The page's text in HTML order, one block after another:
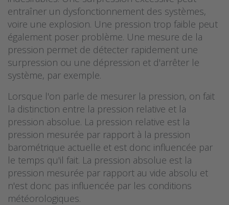
entraîner un dysfonctionnement des systèmes,
voire une explosion. Une pression trop faible peut
également poser problème. Une mesure de la
pression permet de détecter rapidement une
surpression ou une dépression et d'arrêter le
système, par exemple.
Lorsque l'on parle de mesurer la pression, on fait
la distinction entre la pression relative et la
pression absolue. La pression relative est la
pression mesurée par rapport à la pression
barométrique actuelle et est donc influencée par
le temps qu'il fait. La pression absolue est la
pression mesurée par rapport au vide absolu et
n'est donc pas influencée par les conditions
météorologiques.